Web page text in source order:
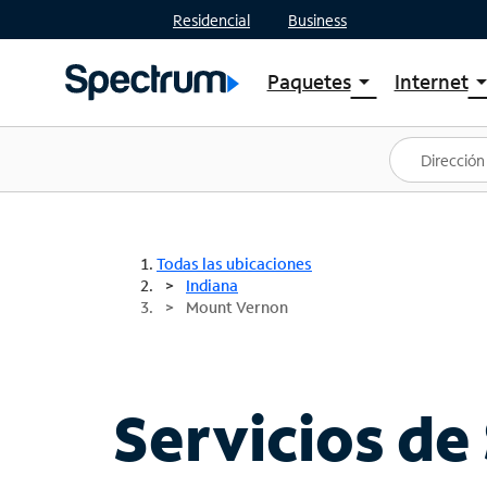
Residencial Business
Paquetesarrow_drop_down
Ver paquetes
Spectrum One
Mejores ofertas
Internetarrow_drop_down
Planes
Todas las ubicaciones
Indiana
Mount Vernon
Servicios